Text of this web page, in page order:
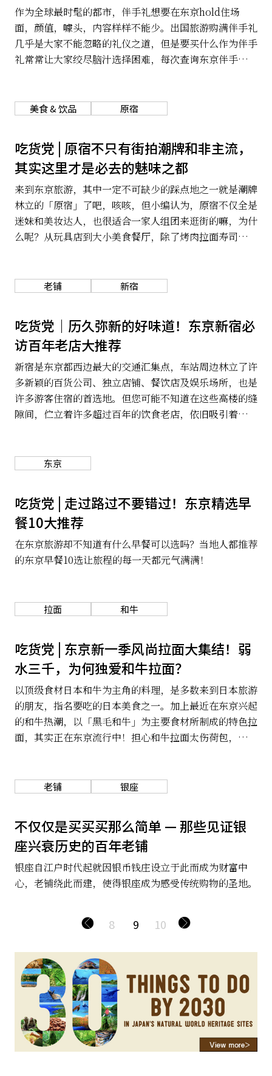
作为全球最时髦的都市，伴手礼想要在东京hold住场
面，颜值，噱头，内容样样不能少。出国旅游购满伴手礼
几乎是大家不能忽略的礼仪之道，但是要买什么作为伴手
礼常常让大家绞尽脑汁选择困难，每次查询东京伴手礼时
让小编来与大家分享现在东京超火的人气伴手礼推荐，总
美食 & 饮品 原宿
吃货党 | 原宿不只有街拍潮牌和非主流，
其实这里才是必去的魅味之都
来到东京旅游，其中一定不可缺少的踩点地之一就是潮牌
林立的「原宿」了吧，咳咳，但小编认为，原宿不仅全是
迷妹和美妆达人，也很适合一家人组团来逛街的嘛，为什
么呢？从玩具店到大小美食餐厅，除了烤肉拉面寿司等日
快收进口袋名单啰！如果你正在东京，那就带着2度出国
宿”。
老铺 新宿
吃货党｜历久弥新的好味道！东京新宿必
访百年老店大推荐
新宿是东京都西边最大的交通汇集点，车站周边林立了许
多新颖的百货公司、独立店铺、餐饮店及娱乐场所，也是
许多游客住宿的首选地。但您可能不知道在这些高楼的缝
隙间，伫立着许多超过百年的饮食老店，依旧吸引着新旧
东京
吃货党 | 走过路过不要错过！东京精选早
餐10大推荐
在东京旅游却不知道有什么早餐可以选吗？当地人都推荐
的东京早餐10选让旅程的每一天都元气满满！
拉面 和牛
吃货党 | 东京新一季风尚拉面大集结！弱
水三千，为何独爱和牛拉面？
以顶级食材日本和牛为主角的料理，是多数来到日本旅游
的朋友，指名要吃的日本美食之一。加上最近在东京兴起
的和牛热潮，以「黑毛和牛」为主要食材所制成的特色拉
面，其实正在东京流行中！担心和牛拉面太伤荷包，不够
每一碗堪称绝品，如此不惜成本使用高级食材的和牛拉
老铺 银座
不仅仅是买买买那么简单 — 那些见证银
座兴衰历史的百年老铺
银座自江户时代起就因银币钱庄设立于此而成为财富中
心，老铺绕此而建，使得银座成为感受传统购物的圣地。
8 9 10